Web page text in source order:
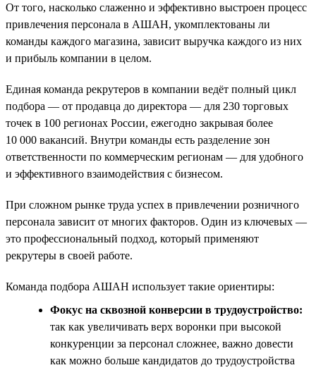
От того, насколько слаженно и эффективно выстроен процесс
привлечения персонала в АШАН, укомплектованы ли
команды каждого магазина, зависит выручка каждого из них
и прибыль компании в целом.
Единая команда рекрутеров в компании ведёт полный цикл
подбора — от продавца до директора — для 230 торговых
точек в 100 регионах России, ежегодно закрывая более
10 000 вакансий. Внутри команды есть разделение зон
ответственности по коммерческим регионам — для удобного
и эффективного взаимодействия с бизнесом.
При сложном рынке труда успех в привлечении розничного
персонала зависит от многих факторов. Один из ключевых —
это профессиональный подход, который применяют
рекрутеры в своей работе.
Команда подбора АШАН использует такие ориентиры:
Фокус на сквозной конверсии в трудоустройство:
так как увеличивать верх воронки при высокой
конкуренции за персонал сложнее, важно довести
как можно больше кандидатов до трудоустройства